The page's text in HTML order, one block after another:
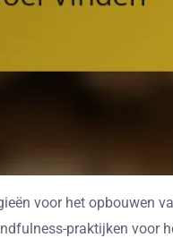
voor het opbouwen
praktijken voor